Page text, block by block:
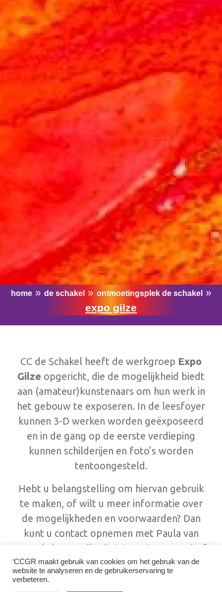
THEATER EN FILM
Tickets
Theaterarrangement
Cultuurmagazine
Cultuur Thuis!
ZAALVERHUUR DE SCHAKEL
HORECA MOGELIJKHEDEN
ONTMOETINGSPLEK DE SCHAKEL
Activiteiten In De Schakel
Expo Gilze
Bus
PRAKTISCHE INFO DE SCHAKEL
Geschiedenis En Organisatie
Contact De Schakel
Huisreglement
Werken Bij CCGR
NIEUWS
home» de schakel » ontmoetingsplek de schakel »
expo gilze
CC de Schakel heeft de werkgroep Expo
Gilze opgericht, die de mogelijkheid biedt
aan (amateur)kunstenaars om hun werk in
het gebouw te exposeren. In de leesfoyer
kunnen 3-D werken worden geëxposeerd
en in de gang op de eerste verdieping
kunnen schilderijen en foto’s worden
tentoongesteld.
Hebt u belangstelling om hiervan gebruik
te maken, of wilt u meer informatie over
de mogelijkheden en voorwaarden? Dan
kunt u contact opnemen met Paula van
Gestel via e-mail
administratie@ccgr.nl of
telefoon; 0161-452009
Kijk voor lopende exposities
‘CCGR maakt gebruik van cookies om het gebruik van de
website te analyseren en de gebruikerservaring te
verbeteren.